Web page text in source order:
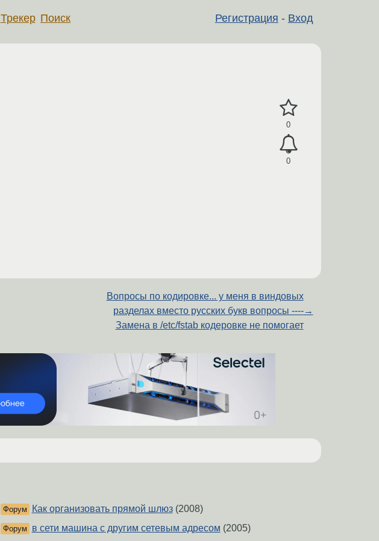
Регистрация - Вход
Трекер Поиск
0
0
Вопросы по кодировке... у меня в виндовых
разделах вместо русских букв вопросы ----
Замена в /etc/fstab кодеровке не помогает
→
Форум Как организовать прямой шлюз(2008)
Форум в сети машина с другим сетевым адресом (2005)